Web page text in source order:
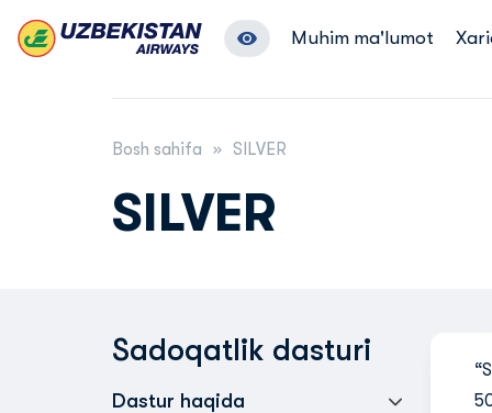
Muhim ma'lumot
Bosh sahifa SILVER
SILVER
Sadoqatlik dasturi
Dastur haqida